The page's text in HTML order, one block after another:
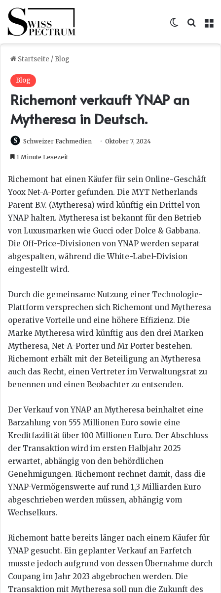
Skin
Startseite / Blog
Blog
Richemont verkauft YNAP an
Mytheresa in Deutsch.
Schweizer Fachmedien Oktober 7, 2024
1 Minute Lesezeit
Richemont hat einen Käufer für sein Online-Geschäft
Yoox Net-A-Porter gefunden. Die MYT Netherlands
Parent B.V. (Mytheresa) wird künftig ein Drittel von
YNAP halten. Mytheresa ist bekannt für den Betrieb
von Luxusmarken wie Gucci oder Dolce & Gabbana.
Die Off-Price-Divisionen von YNAP werden separat
abgespalten, während die White-Label-Division
eingestellt wird.
Durch die gemeinsame Nutzung einer Technologie-
Plattform versprechen sich Richemont und Mytheresa
operative Vorteile und eine höhere Effizienz. Die
Marke Mytheresa wird künftig aus den drei Marken
Mytheresa, Net-A-Porter und Mr Porter bestehen.
Richemont erhält mit der Beteiligung an Mytheresa
auch das Recht, einen Vertreter im Verwaltungsrat zu
benennen und einen Beobachter zu entsenden.
Der Verkauf von YNAP an Mytheresa beinhaltet eine
Barzahlung von 555 Millionen Euro sowie eine
Kreditfazilität über 100 Millionen Euro. Der Abschluss
der Transaktion wird im ersten Halbjahr 2025
erwartet, abhängig von den behördlichen
Genehmigungen. Richemont rechnet damit, dass die
YNAP-Vermögenswerte auf rund 1,3 Milliarden Euro
abgeschrieben werden müssen, abhängig vom
Wechselkurs.
Richemont hatte bereits länger nach einem Käufer für
YNAP gesucht. Ein geplanter Verkauf an Farfetch
musste jedoch aufgrund von dessen Übernahme durch
Coupang im Jahr 2023 abgebrochen werden. Die
Transaktion mit Mytheresa soll nun die Zukunft des